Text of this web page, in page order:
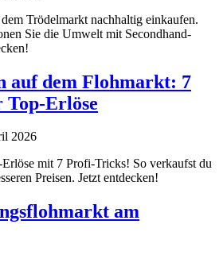
Trödelmarkt nachhaltig einkaufen.
Sie die Umwelt mit Secondhand-
auf dem Flohmarkt: 7
Erlöse
2026
mit 7 Profi-Tricks! So verkaufst du
Preisen. Jetzt entdecken!
am